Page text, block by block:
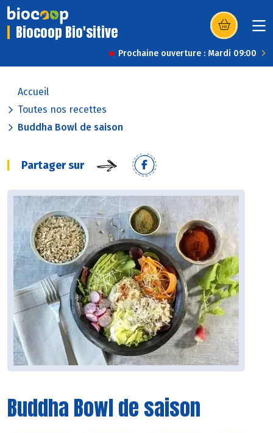
Biocoop Bio'sitive (s’ouvre dans
Prochaine ouverture : Mardi 09:00
Accueil
Toutes nos recettes
Buddha Bowl de saison
Partager sur
Buddha Bowl de saison